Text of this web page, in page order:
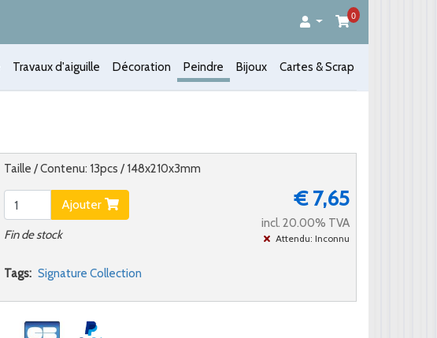
0
Travaux d'aiguille Décoration Peindre Bijoux Cartes & Scrap
Taille / Contenu: 13pcs / 148x210x3mm
Ajouter
Fin de stock
€ 7,65
incl. 20.00% TVA
Attendu: Inconnu
Tags: Signature Collection